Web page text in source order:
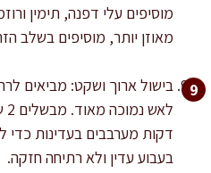
מוסיפים עלי דפנה, תימין
מאוזן יותר, מוסיפים בשלב
בישול ארוך ושקט: מביאים
דקות מערבבים בעדינות כדי
בעבוע עדין ולא רתיחה חזקה.